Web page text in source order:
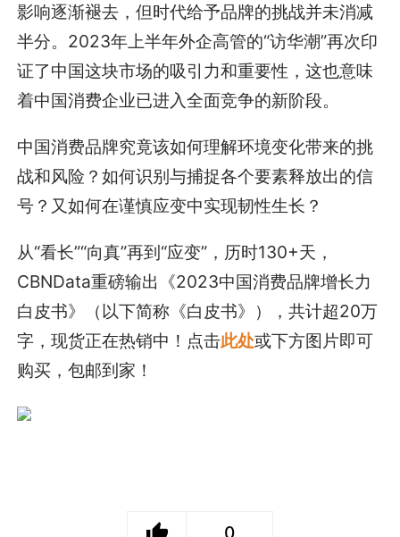
影响逐渐褪去，但时代给予品牌的挑战并未消减
半分。2023年上半年外企高管的“访华潮”再次印
证了中国这块市场的吸引力和重要性，这也意味
着中国消费企业已进入全面竞争的新阶段。
中国消费品牌究竟该如何理解环境变化带来的挑
战和风险？如何识别与捕捉各个要素释放出的信
号？又如何在谨慎应变中实现韧性生长？
从“看长”“向真”再到“应变”，历时130+天，
CBNData重磅输出《2023中国消费品牌增长力
白皮书》（以下简称《白皮书》），共计超20万
字，现货正在热销中！点击此处或下方图片即可
购买，包邮到家！
0